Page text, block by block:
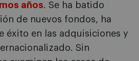
años. Se ha batido
de nuevos fondos, ha
éxito en las adquisiciones y
Sin